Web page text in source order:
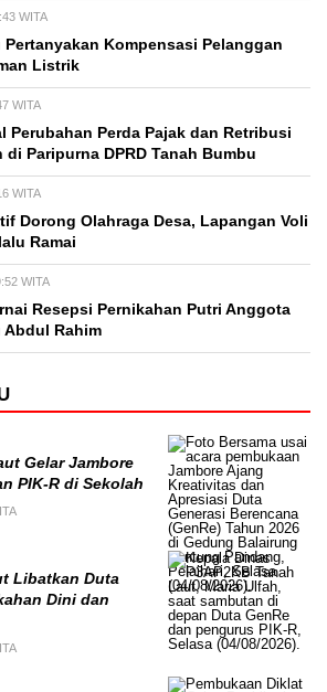
WITA
Pertanyakan Kompensasi Pelanggan
Listrik
WITA
Perubahan Perda Pajak dan Retribusi
di Paripurna DPRD Tanah Bumbu
WITA
Dorong Olahraga Desa, Lapangan Voli
Ramai
WITA
Resepsi Pernikahan Putri Anggota
Abdul Rahim
Gelar Jambore
PIK-R di Sekolah
Libatkan Duta
Dini dan